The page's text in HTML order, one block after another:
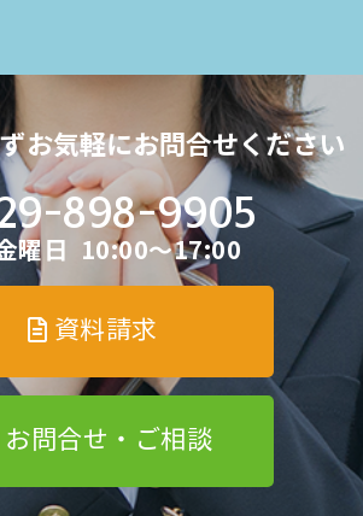
お気軽にお問合せください
898-9905
曜日 10:00～17:00
資料請求
お問合せ・ご相談